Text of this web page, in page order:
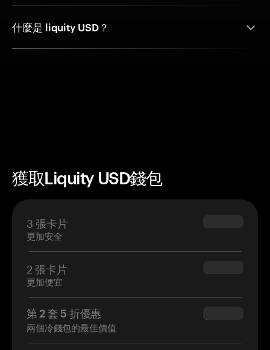
什麼是 liquity USD？
獲取Liquity USD錢包
3 張卡片
更加安全
$69.90
2 張卡片
更加便宜
$54.90
第 2 套 5 折優惠
兩個冷錢包的最佳價值
$34.95